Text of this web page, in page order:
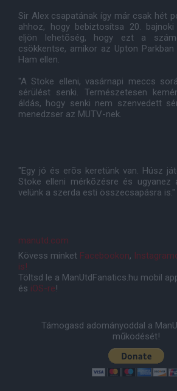
Sir Alex csapatának így már csak hét
ahhoz, hogy bebiztosítsa 20.
eljön lehetõség, hogy ezt a
csökkentse, amikor az Upton
Ham ellen.
"A Stoke elleni, vasárnapi meccs
sérülést senki. Természetesen
áldás, hogy senki nem szenvedett
menedzser az MUTV-nek.
"Egy jó és erõs keretünk van. Húsz
Stoke elleni mérkõzésre és
velünk a szerda esti összecsapásra is."
manutd.com
Kövess minket Facebookon,
is!
Töltsd le a ManUtdFanatics.hu mobil
és iOS-re!
Támogasd adományoddal a
működését!